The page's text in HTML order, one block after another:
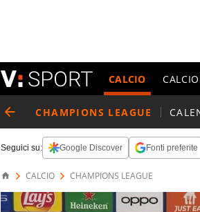
CALCIO
CHAMPIONS LEAGUE
Seguici su: Google Discover Fonti preferite
CALCIO CHAMPIONS LEAGUE